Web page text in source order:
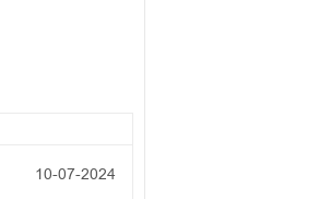
10-07-2024